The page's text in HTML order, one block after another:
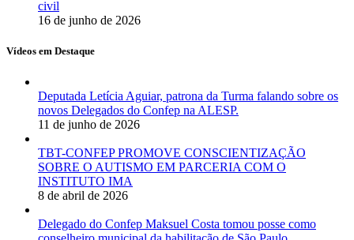
civil
16 de junho de 2026
Vídeos em Destaque
Deputada Letícia Aguiar, patrona da Turma falando sobre os
novos Delegados do Confep na ALESP.
11 de junho de 2026
TBT-CONFEP PROMOVE CONSCIENTIZAÇÃO
SOBRE O AUTISMO EM PARCERIA COM O
INSTITUTO IMA
8 de abril de 2026
Delegado do Confep Maksuel Costa tomou posse como